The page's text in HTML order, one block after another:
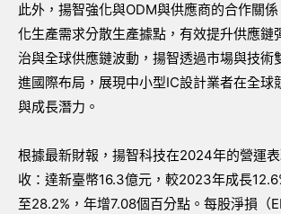
此外，揚智強化與ODM與供應商的合作關
化生產需求分散生產據點，有效提升供應鏈
治與全球供應鏈波動，揚智透過市場與技術
進國際布局，展現中小型IC設計業者在全球
與成長潛力。
根據最新財報，揚智科技在2024年的營運
收：達新臺幣16.3億元，較2023年成長
至28.2%，年增7.08個百分點。每股淨損（